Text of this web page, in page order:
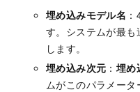
埋め込みモデル名
す。システムが最
します。
埋め込み次元 ： 埋め
ムがこのパラメー